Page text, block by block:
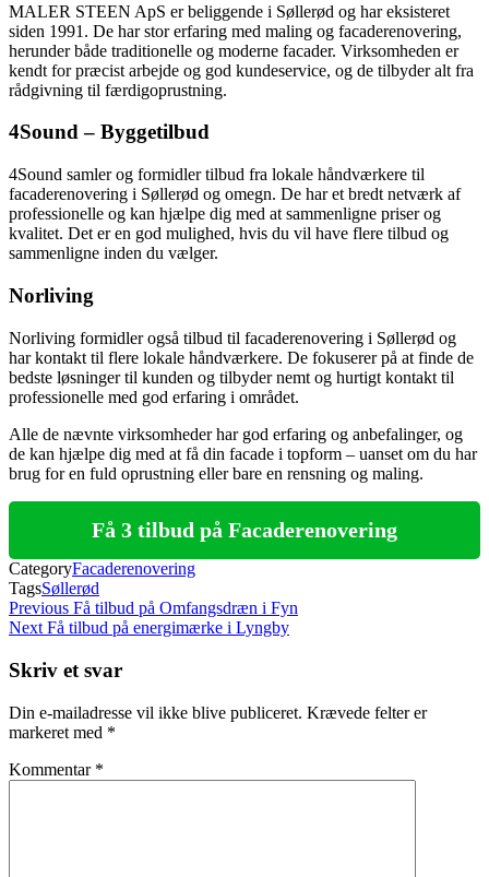
MALER STEEN ApS er beliggende i Søllerød og har eksisteret
siden 1991. De har stor erfaring med maling og facaderenovering,
herunder både traditionelle og moderne facader. Virksomheden er
kendt for præcist arbejde og god kundeservice, og de tilbyder alt fra
rådgivning til færdigoprustning.
4Sound – Byggetilbud
4Sound samler og formidler tilbud fra lokale håndværkere til
facaderenovering i Søllerød og omegn. De har et bredt netværk af
professionelle og kan hjælpe dig med at sammenligne priser og
kvalitet. Det er en god mulighed, hvis du vil have flere tilbud og
sammenligne inden du vælger.
Norliving
Norliving formidler også tilbud til facaderenovering i Søllerød og
har kontakt til flere lokale håndværkere. De fokuserer på at finde de
bedste løsninger til kunden og tilbyder nemt og hurtigt kontakt til
professionelle med god erfaring i området.
Alle de nævnte virksomheder har god erfaring og anbefalinger, og
de kan hjælpe dig med at få din facade i topform – uanset om du har
brug for en fuld oprustning eller bare en rensning og maling.
Få 3 tilbud på Facaderenovering
CategoryFacaderenovering
TagsSøllerød
Indlægsnavigation
Previous
Post
Previous Få tilbud på Omfangsdræn i Fyn
Next
Next Få tilbud på energimærke i Lyngby
Skriv et svar
Din e-mailadresse vil ikke blive publiceret. Krævede felter er
markeret med *
Kommentar *